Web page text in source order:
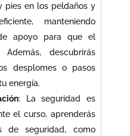
pies en los peldaños y
manteniendo
apoyo para que el
descubrirás
desplomes o pasos
energía.
: La seguridad es
el curso, aprenderás
de seguridad, como